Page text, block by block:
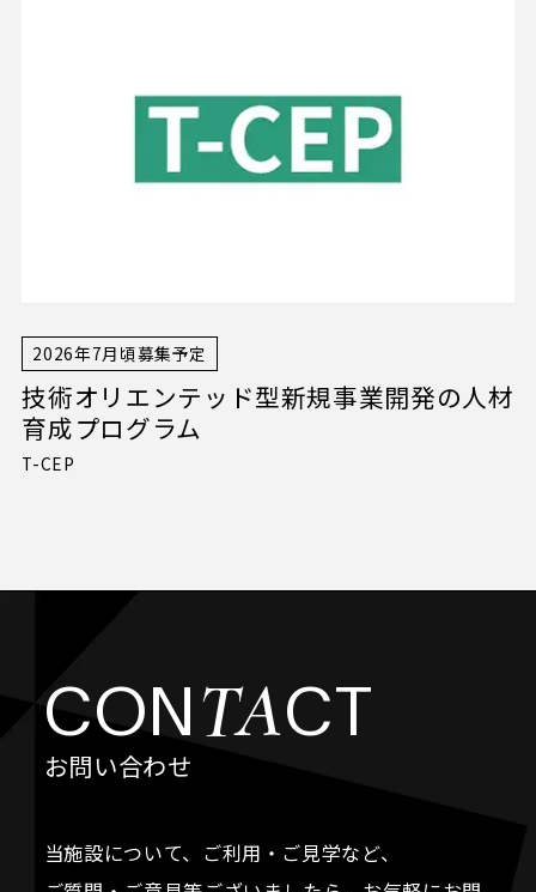
2026年7月頃募集予定
技術オリエンテッド型新規事業開発の人材
育成プログラム
T-CEP
CONTACT
お問い合わせ
当施設について、ご利用・ご見学など、